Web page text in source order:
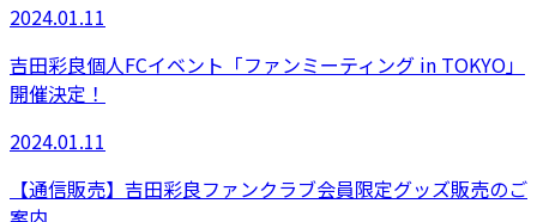
2024.01.11
吉田彩良個人FCイベント「ファンミーティング in TOKYO」
開催決定！
2024.01.11
【通信販売】吉田彩良ファンクラブ会員限定グッズ販売のご